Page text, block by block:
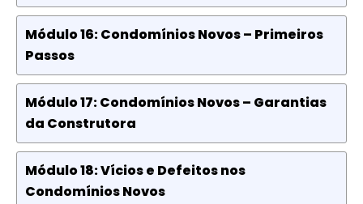
Módulo 16: Condomínios Novos – Primeiros
Passos
Módulo 17: Condomínios Novos – Garantias
da Construtora
Módulo 18: Vícios e Defeitos nos
Condomínios Novos